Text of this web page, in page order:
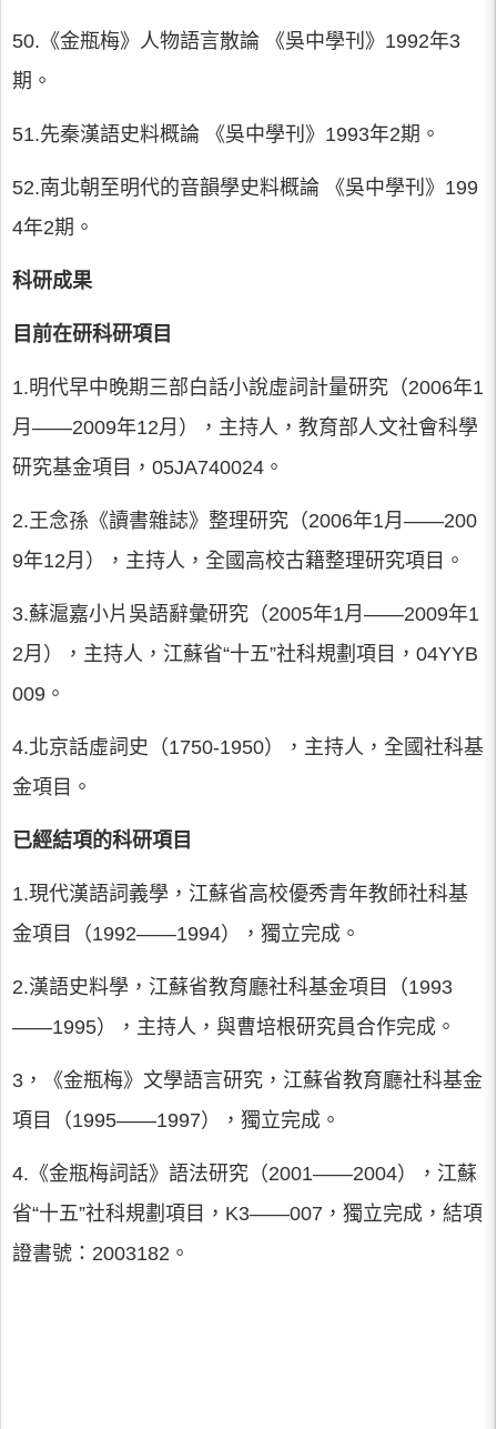
50.《金瓶梅》人物語言散論 《吳中學刊》1992年3
期。
51.先秦漢語史料概論 《吳中學刊》1993年2期。
52.南北朝至明代的音韻學史料概論 《吳中學刊》199
4年2期。
科研成果
目前在研科研項目
1.明代早中晚期三部白話小說虛詞計量研究（2006年1
月——2009年12月），主持人，教育部人文社會科學
研究基金項目，05JA740024。
2.王念孫《讀書雜誌》整理研究（2006年1月——200
9年12月），主持人，全國高校古籍整理研究項目。
3.蘇滬嘉小片吳語辭彙研究（2005年1月——2009年1
2月），主持人，江蘇省“十五”社科規劃項目，04YYB
009。
4.北京話虛詞史（1750-1950），主持人，全國社科基
金項目。
已經結項的科研項目
1.現代漢語詞義學，江蘇省高校優秀青年教師社科基
金項目（1992——1994），獨立完成。
2.漢語史料學，江蘇省教育廳社科基金項目（1993
——1995），主持人，與曹培根研究員合作完成。
3，《金瓶梅》文學語言研究，江蘇省教育廳社科基金
項目（1995——1997），獨立完成。
4.《金瓶梅詞話》語法研究（2001——2004），江蘇
省“十五”社科規劃項目，K3——007，獨立完成，結項
證書號：2003182。